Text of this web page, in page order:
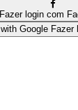
Fazer login com
Fazer